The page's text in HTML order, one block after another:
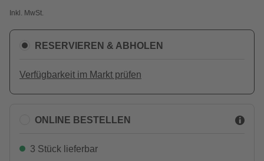
Inkl. MwSt.
RESERVIEREN & ABHOLEN
Verfügbarkeit im Markt prüfen
ONLINE BESTELLEN
3 Stück lieferbar